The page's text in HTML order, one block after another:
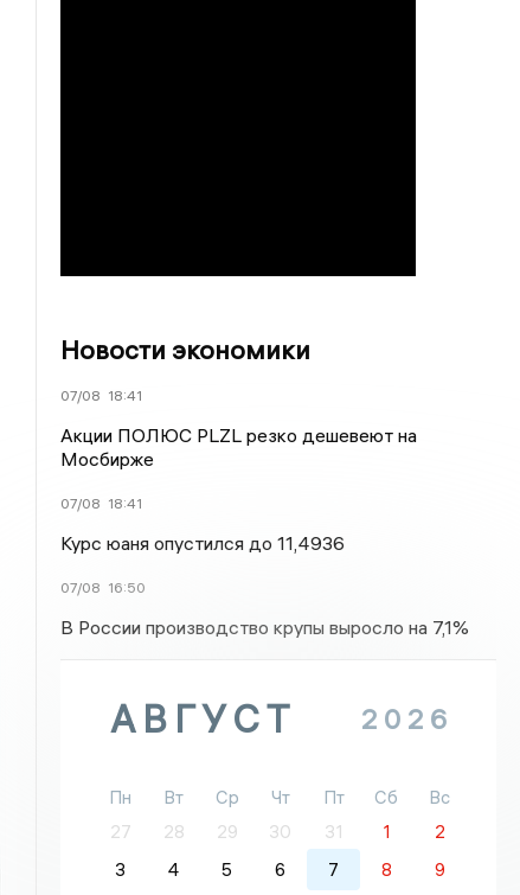
Новости экономики
07/08 18:41
Акции ПОЛЮС PLZL резко дешевеют на
Мосбирже
07/08 18:41
Курс юаня опустился до 11,4936
07/08 16:50
В России производство крупы выросло на 7,1%
АВГУСТ 2026
Пн Вт Ср Чт Пт Сб
Вс
27
28 29 30 31 1
2
3
4 5 6 7 8
9